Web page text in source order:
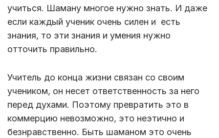
учиться. Шаману многое нужно знать. И даже
если каждый ученик очень силен и есть
знания, то эти знания и умения нужно
отточить правильно.
Учитель до конца жизни связан со своим
учеником, он несет ответственность за него
перед духами. Поэтому превратить это в
коммерцию невозможно, это неэтично и
безнравственно. Быть шаманом это очень